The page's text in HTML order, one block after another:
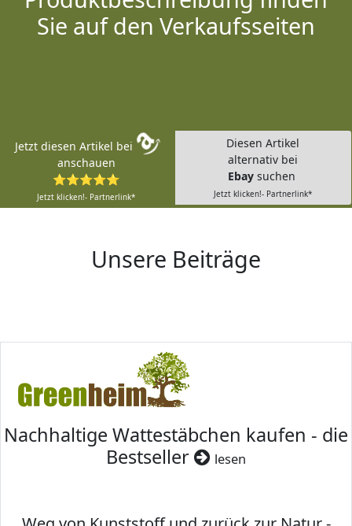
Sie auf den Verkaufsseiten
Jetzt diesen Artikel bei
anschauen
⭐⭐⭐⭐⭐
Jetzt klicken!- Partnerlink*
Diesen Artikel
alternativ bei
Ebay suchen
Jetzt klicken!- Partnerlink*
Unsere Beiträge
Nachhaltige Wattestäbchen kaufen - die
Bestseller
lesen